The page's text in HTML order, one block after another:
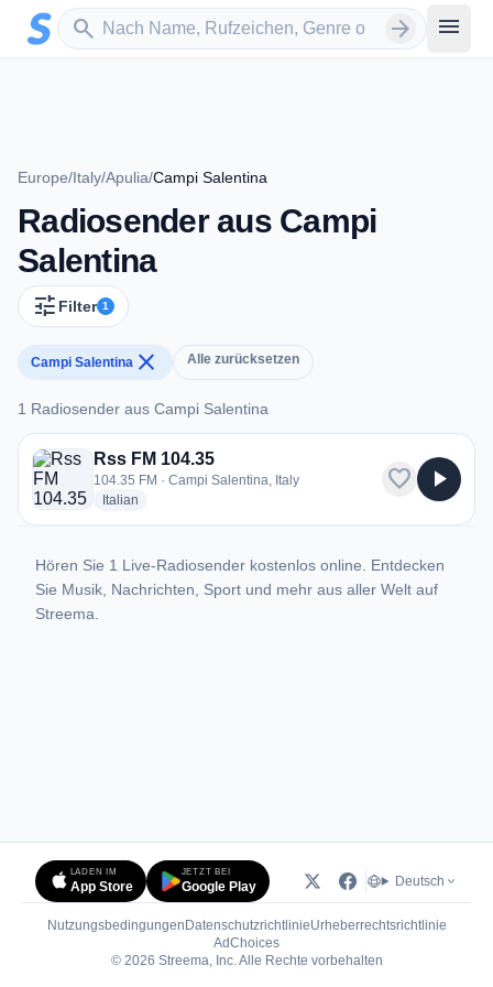
Zum Hauptinhalt springen
search
Sender suchen arrow_forward menu
Europe/Italy/Apulia/Campi Salentina
Radiosender aus Campi
Salentina
tune Filter 1
Campi Salentina close Alle zurücksetzen
1 Radiosender aus Campi Salentina
1 Radiosender aus Campi Salentina
Rss FM 104.35
104.35 FM · Campi Salentina, Italy
Italian
favorite play_arrow
Hören Sie 1 Live-Radiosender kostenlos online. Entdecken
Sie Musik, Nachrichten, Sport und mehr aus aller Welt auf
Streema.
LADEN IM
App Store
JETZT BEI
Google Play Deutsch
Nutzungsbedingungen DatenschutzrichtlinieUrheberrechtsrichtlinie
AdChoices(öffnet in neuem Tab)
© 2026 Streema, Inc. Alle Rechte vorbehalten